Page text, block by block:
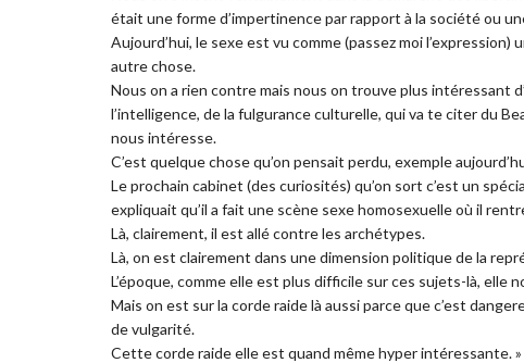
était une forme d’impertinence par rapport à la société ou
Aujourd’hui, le sexe est vu comme (passez moi
autre chose.
Nous on a rien contre mais nous on trouve plus intéressant
l’intelligence, de la fulgurance culturelle, qui va te citer du
nous intéresse.
C’est quelque chose qu’on pensait perdu, exemple
Le prochain cabinet (des curiosités) qu’on sort c’est un
expliquait qu’il a fait une scène sexe homosexuelle où il
Là, clairement, il est allé contre les archétypes.
Là, on est clairement dans une dimension politique de la
L’époque, comme elle est plus difficile sur ces sujets-là, elle
Mais on est sur la corde raide là aussi parce que c’est
de vulgarité.
Cette corde raide elle est quand même hyper intéressante. »